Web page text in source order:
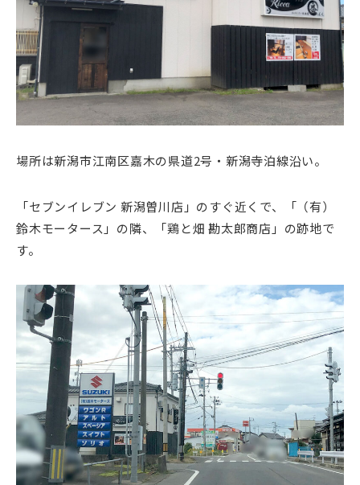
場所は新潟市江南区嘉木の県道2号・新潟寺泊線沿い。
「セブンイレブン 新潟曽川店」のすぐ近くで、「（有）
鈴木モータース」の隣、「鶏と畑 勘太郎商店」の跡地で
す。